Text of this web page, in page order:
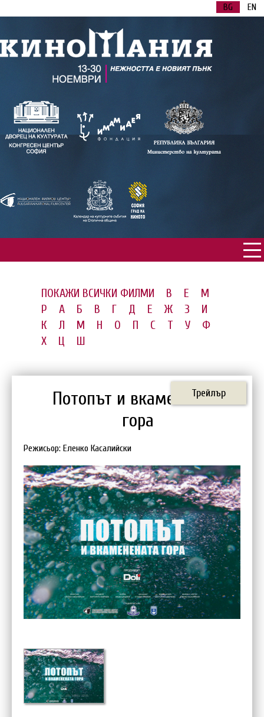
BG EN
ПОКАЖИ ВСИЧКИ ФИЛМИ B E
M
P
А Б В Г Д Е Ж З
И
К
Л М Н О П С Т У
Ф
Х
Ц Ш
Потопът и вкаменената
гора
Режисьор: Еленко Касалийски
Трейлър